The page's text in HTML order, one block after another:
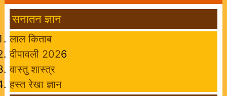
सनातन ज्ञान
लाल किताब
दीपावली 2026
वास्तु शास्त्र
हस्त रेखा ज्ञान